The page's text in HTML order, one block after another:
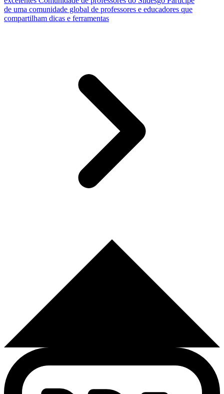
de uma comunidade global de professores e educadores que
compartilham dicas e ferramentas